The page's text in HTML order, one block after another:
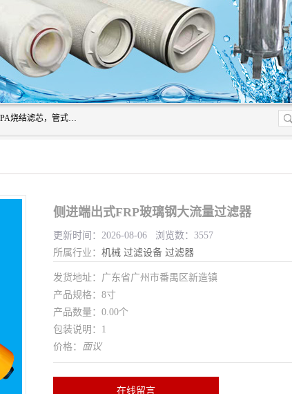
广州滤源过滤器材有限公司主营经营产品有：PTFE烧结滤芯、PE滤芯，烧结滤芯，PE烧结滤芯，PA烧结滤芯，管式膜支撑管，真空上料机滤芯，粉末烧结滤芯，止溢滤芯，吸头滤芯，湿化瓶滤芯、不锈钢烧结滤芯等。公司现拥有一批精干的管理人员和一支高素质的技术队伍，舒适优雅的办公环境和拥有全新现代化标准厂房。
侧进端出式FRP玻璃钢大流量过滤器
更新时间：2026-08-06 浏览数：3557
所属行业： 机械 过滤设备 过滤器
发货地址：广东省广州市番禺区新造镇
产品规格：8寸
产品数量：0.00个
包装说明：1
价格： 面议
在线留言